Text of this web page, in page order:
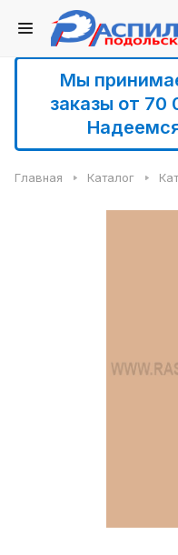
Мы
заказы от 70
Главная Каталог